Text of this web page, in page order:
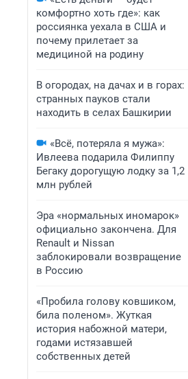
комфортно хоть где»: как
россиянка уехала в США и
почему прилетает за
медициной на родину
В огородах, на дачах и в горах:
странных пауков стали
находить в селах Башкирии
«Всё, потеряла я мужа»:
Ивлеева подарила Филиппу
Бегаку дорогущую лодку за 1,2
млн рублей
Эра «нормальных иномарок»
официально закончена. Для
Renault и Nissan
заблокировали возвращение
в Россию
«Пробила голову ковшиком,
била поленом». Жуткая
история набожной матери,
годами истязавшей
собственных детей